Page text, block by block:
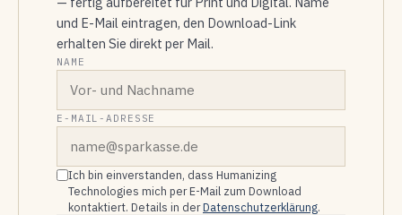
und E-Mail eintragen, den Download-Link
erhalten Sie direkt per Mail.
NAME
E-MAIL-ADRESSE
Ich bin einverstanden, dass Humanizing
Technologies mich per E-Mail zum Download
kontaktiert. Details in derDatenschutzerklärung.